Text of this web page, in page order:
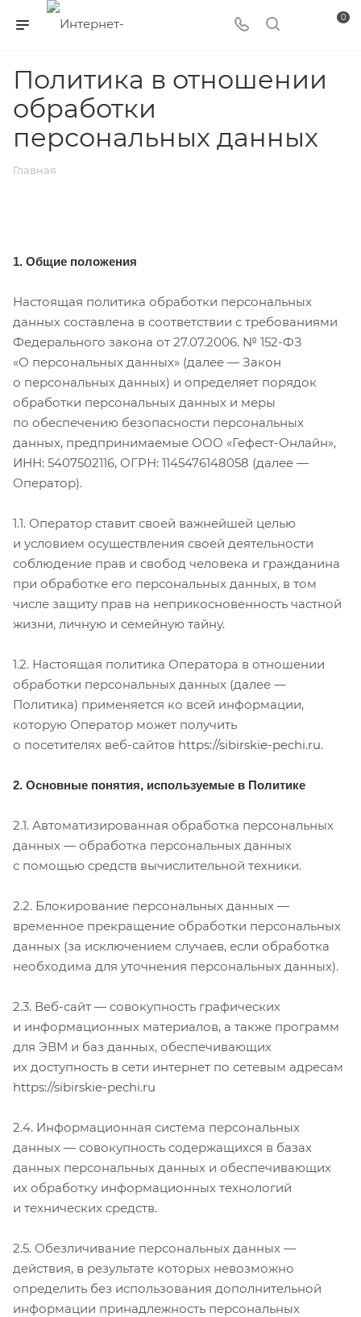
0
Политика в отношении
обработки
персональных данных
Главная
1. Общие положения
Настоящая политика обработки персональных
данных составлена в соответствии с требованиями
Федерального закона от 27.07.2006. № 152-ФЗ
«О персональных данных» (далее — Закон
о персональных данных) и определяет порядок
обработки персональных данных и меры
по обеспечению безопасности персональных
данных, предпринимаемые ООО «Гефест-Онлайн»,
ИНН: 5407502116, ОГРН: 1145476148058 (далее —
Оператор).
1.1. Оператор ставит своей важнейшей целью
и условием осуществления своей деятельности
соблюдение прав и свобод человека и гражданина
при обработке его персональных данных, в том
числе защиту прав на неприкосновенность частной
жизни, личную и семейную тайну.
1.2. Настоящая политика Оператора в отношении
обработки персональных данных (далее —
Политика) применяется ко всей информации,
которую Оператор может получить
о посетителях веб-сайтов https://sibirskie-pechi.ru.
2. Основные понятия, используемые в Политике
2.1. Автоматизированная обработка персональных
данных — обработка персональных данных
с помощью средств вычислительной техники.
2.2. Блокирование персональных данных —
временное прекращение обработки персональных
данных (за исключением случаев, если обработка
необходима для уточнения персональных данных).
2.3. Веб-сайт — совокупность графических
и информационных материалов, а также программ
для ЭВМ и баз данных, обеспечивающих
их доступность в сети интернет по сетевым адресам
https://sibirskie-pechi.ru
2.4. Информационная система персональных
данных — совокупность содержащихся в базах
данных персональных данных и обеспечивающих
их обработку информационных технологий
и технических средств.
2.5. Обезличивание персональных данных —
действия, в результате которых невозможно
определить без использования дополнительной
информации принадлежность персональных